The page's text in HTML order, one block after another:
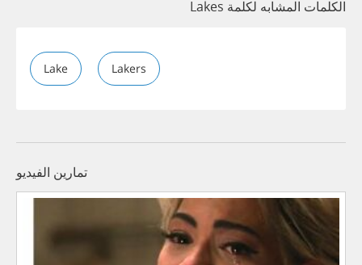
الكلمات المشابه لكلمة Lakes
Lake Lakers
تمارين الفيديو